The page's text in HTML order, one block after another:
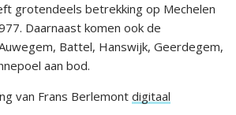
grotendeels betrekking op Mechelen
Daarnaast komen ook de
Battel, Hanswijk, Geerdegem,
aan bod.
van Frans Berlemont digitaal